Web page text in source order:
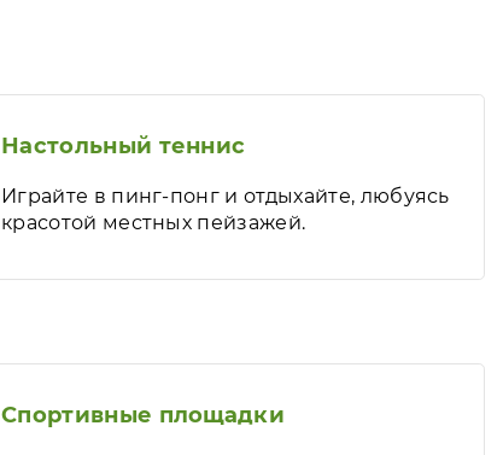
Настольный теннис
Играйте в пинг-понг и отдыхайте, любуясь
красотой местных пейзажей.
Спортивные площадки